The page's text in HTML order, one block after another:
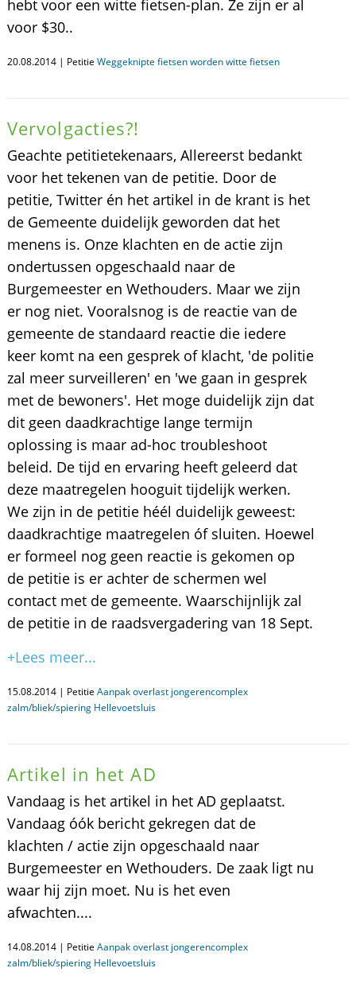
hebt voor een witte fietsen-plan. Ze zijn er al
voor $30..
20.08.2014 | Petitie Weggeknipte fietsen worden witte fietsen
Vervolgacties?!
Geachte petitietekenaars, Allereerst bedankt
voor het tekenen van de petitie. Door de
petitie, Twitter én het artikel in de krant is het
de Gemeente duidelijk geworden dat het
menens is. Onze klachten en de actie zijn
ondertussen opgeschaald naar de
Burgemeester en Wethouders. Maar we zijn
er nog niet. Vooralsnog is de reactie van de
gemeente de standaard reactie die iedere
keer komt na een gesprek of klacht, 'de politie
zal meer surveilleren' en 'we gaan in gesprek
met de bewoners'. Het moge duidelijk zijn dat
dit geen daadkrachtige lange termijn
oplossing is maar ad-hoc troubleshoot
beleid. De tijd en ervaring heeft geleerd dat
deze maatregelen hooguit tijdelijk werken.
We zijn in de petitie héél duidelijk geweest:
daadkrachtige maatregelen óf sluiten. Hoewel
er formeel nog geen reactie is gekomen op
de petitie is er achter de schermen wel
contact met de gemeente. Waarschijnlijk zal
de petitie in de raadsvergadering van 18 Sept.
+Lees meer...
15.08.2014 | Petitie Aanpak overlast jongerencomplex
zalm/bliek/spiering Hellevoetsluis
Artikel in het AD
Vandaag is het artikel in het AD geplaatst.
Vandaag óók bericht gekregen dat de
klachten / actie zijn opgeschaald naar
Burgemeester en Wethouders. De zaak ligt nu
waar hij zijn moet. Nu is het even
afwachten....
14.08.2014 | Petitie Aanpak overlast jongerencomplex
zalm/bliek/spiering Hellevoetsluis